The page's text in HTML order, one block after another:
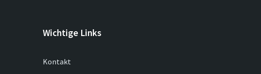
Wichtige Links
Kontakt